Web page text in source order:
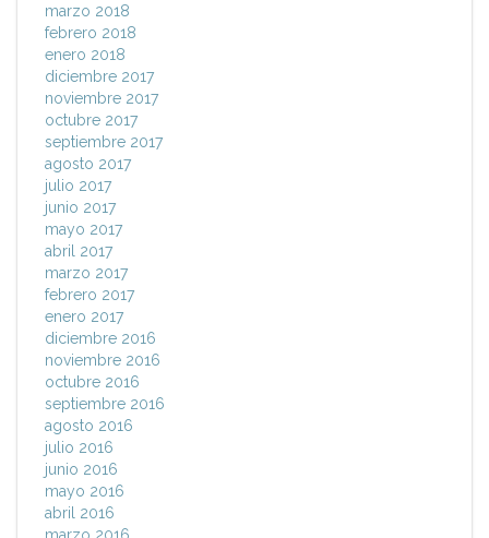
marzo 2018
febrero 2018
enero 2018
diciembre 2017
noviembre 2017
octubre 2017
septiembre 2017
agosto 2017
julio 2017
junio 2017
mayo 2017
abril 2017
marzo 2017
febrero 2017
enero 2017
diciembre 2016
noviembre 2016
octubre 2016
septiembre 2016
agosto 2016
julio 2016
junio 2016
mayo 2016
abril 2016